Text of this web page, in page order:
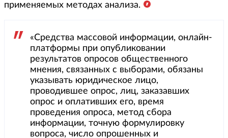
применяемых методах анализа.
«Средства массовой информации, онлайн-
платформы при опубликовании
результатов опросов общественного
мнения, связанных с выборами, обязаны
указывать юридическое лицо,
проводившее опрос, лиц, заказавших
опрос и оплативших его, время
проведения опроса, метод сбора
информации, точную формулировку
вопроса, число опрошенных и